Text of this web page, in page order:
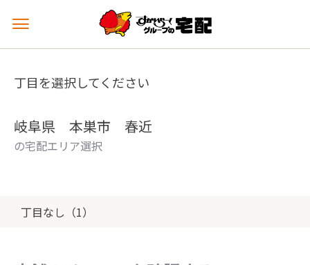
メ
ュ
を
丁目を選択してください
岐阜県 本巣市 春近
の宅配エリア選択
丁目なし（1）